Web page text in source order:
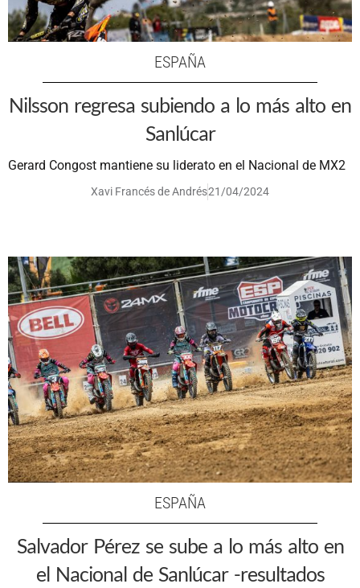
ESPAÑA
Nilsson regresa subiendo a lo más alto en
Sanlúcar
Gerard Congost mantiene su liderato en el Nacional de MX2
Xavi Francés de Andrés21/04/2024
ESPAÑA
Salvador Pérez se sube a lo más alto en
el Nacional de Sanlúcar -resultados